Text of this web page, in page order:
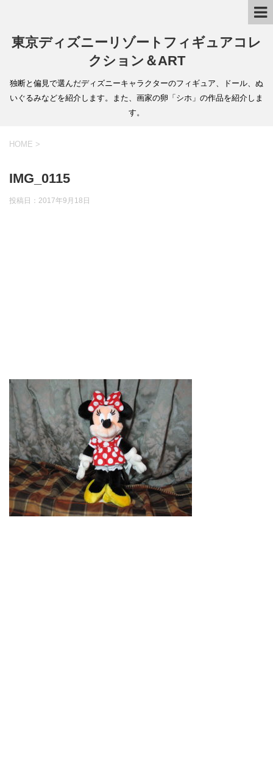
東京ディズニーリゾートフィギュアコレ
クション＆ART
独断と偏見で選んだディズニーキャラクターのフィギュア、ドール、ぬ
いぐるみなどを紹介します。また、画家の卵「シホ」の作品を紹介しま
す。
HOME >
IMG_0115
投稿日： 2017年9月18日